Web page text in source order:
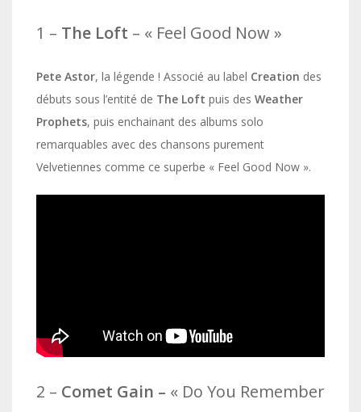
1 – The Loft – « Feel Good Now »
Pete Astor, la légende ! Associé au label Creation des
débuts sous l’entité de The Loft puis des Weather
Prophets, puis enchainant des albums solo
remarquables avec des chansons purement
Velvetiennes comme ce superbe « Feel Good Now ».
2 – Comet Gain – « Do You Remember